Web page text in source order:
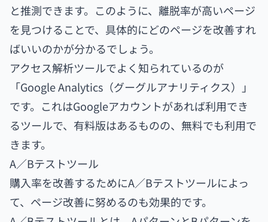
と推測できます。このように、離脱率が高いページ
を見つけることで、具体的にどのページを改善すれ
ばいいのかが分かるでしょう。
アクセス解析ツールでよく知られているのが
「Google Analytics（グーグルアナリティクス）」
です。これはGoogleアカウントがあれば利用でき
るツールで、有料版はあるものの、無料でも利用で
きます。
A／Bテストツール
購入率を改善するためにA／Bテストツールによっ
て、ページ改善に努めるのも効果的です。